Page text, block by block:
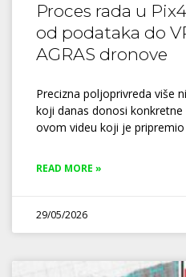
Proces rada u
od podataka do
AGRAS dronove
Precizna poljoprivreda više
koji danas donosi
ovom videu koji je pripremio
READ MORE »
29/05/2026